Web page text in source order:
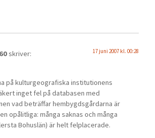
skriver: 17 juni 2007 kl. 00:28
på kulturgeografiska institutionens
inget fel på databasen med
vad beträffar hembygdsgårdarna är
opålitliga: många saknas och många
Bohuslän) är helt felplacerade.